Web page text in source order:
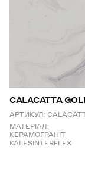
CALACATTA
АРТИКУЛ:
МАТЕРІАЛ:
КЕРАМОГРАНІТ
KALESINTERFLEX